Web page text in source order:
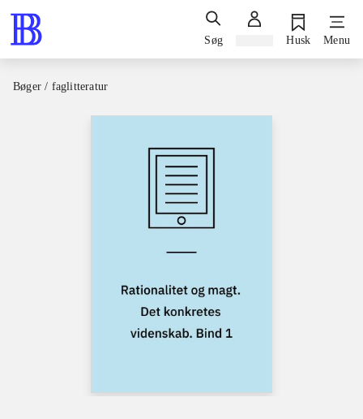
Søg Husk Menu
Bøger / faglitteratur